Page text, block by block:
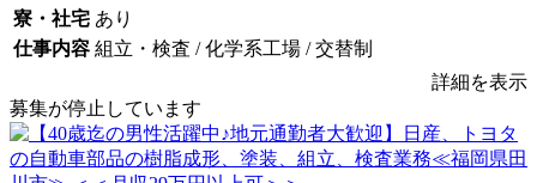
寮・社宅 あり
仕事内容 組立・検査 / 化学系工場 / 交替制
詳細を表示
募集が停止しています